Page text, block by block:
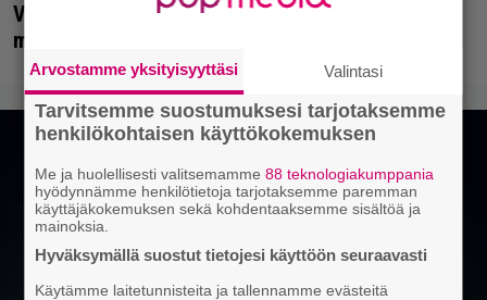
Vartiaisen musiikki? Entäpä ruotsalainen death
metal? Pian tämäkin selviää
Arvostamme yksityisyyttäsi Valintasi
Tarvitsemme suostumuksesi tarjotaksemme
henkilökohtaisen käyttökokemuksen
Me ja huolellisesti valitsemamme88 teknologiakumppania
hyödynnämme henkilötietoja tarjotaksemme paremman
käyttäjäkokemuksen sekä kohdentaaksemme sisältöä ja
mainoksia.
Hyväksymällä suostut tietojesi käyttöön seuraavasti
Käytämme laitetunnisteita ja tallennamme evästeitä